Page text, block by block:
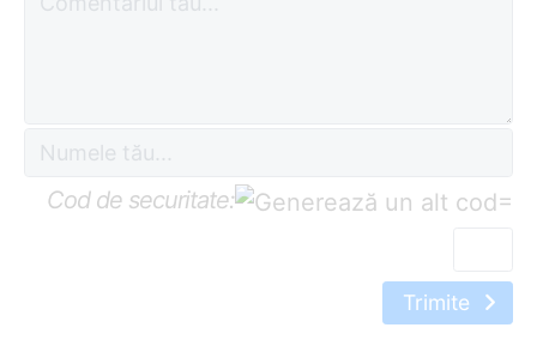
Cod de securitate: =
Trimite